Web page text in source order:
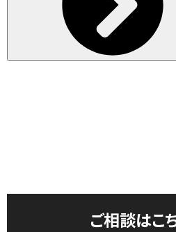
ご相談はこ